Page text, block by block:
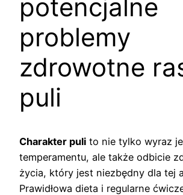
potencjalne
problemy
zdrowotne
puli
Charakter puli to nie tylko wyraz
temperamentu, ale także odbicie
życia, który jest niezbędny dla tej
Prawidłowa dieta i regularne